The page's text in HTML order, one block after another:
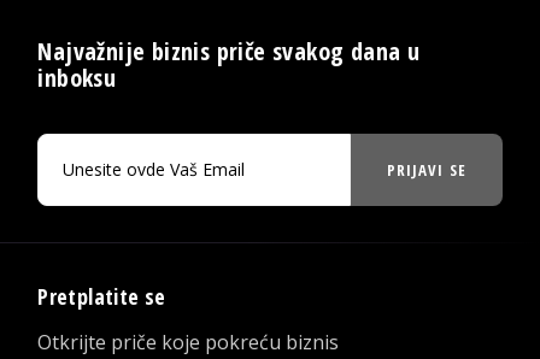
Najvažnije biznis priče svakog dana u
inboksu
PRIJAVI SE
Pretplatite se
Otkrijte priče koje pokreću biznis